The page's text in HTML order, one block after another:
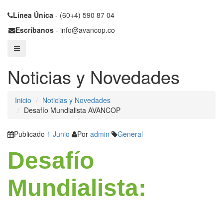
Línea Única - (60+4) 590 87 04
Escríbanos - info@avancop.co
Noticias y Novedades
Inicio
Noticias y Novedades
Desafío Mundialista AVANCOP
Publicado 1 Junio Por admin General
Desafío
Mundialista: